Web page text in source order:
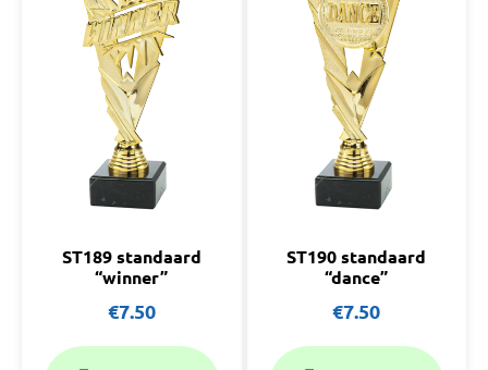
ST189 standaard
“winner”
€7.50
ST190 standaard
“dance”
€7.50